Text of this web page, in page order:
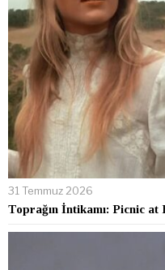
31 Temmuz 2026
Toprağın İntikamı: Picnic